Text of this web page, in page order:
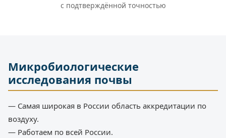
с подтверждённой точностью
Микробиологические
исследования почвы
— Самая широкая в России область аккредитации по
воздуху.
— Работаем по всей России.